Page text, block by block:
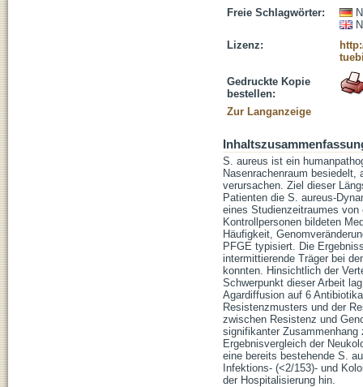
Freie Schlagwörter:
Lizenz:
Gedruckte Kopie
bestellen:
Zur Langanzeige
S. aureus ist ein
Nasenrachenraum
verursachen. Ziel dieser
Patienten die S. aureus-
eines Studienzeitraumes
Kontrollpersonen bildeten
Häufigkeit,
PFGE typisiert. Die
intermittierende Träger bei
konnten. Hinsichtlich der
Schwerpunkt dieser Arbeit
Agardiffusion auf 6
Resistenzmusters und der
zwischen Resistenz und
signifikanter Zusammenhang
Ergebnisvergleich der
eine bereits bestehende S.
Infektions- (<2/153)- und
der Hospitalisierung hin.